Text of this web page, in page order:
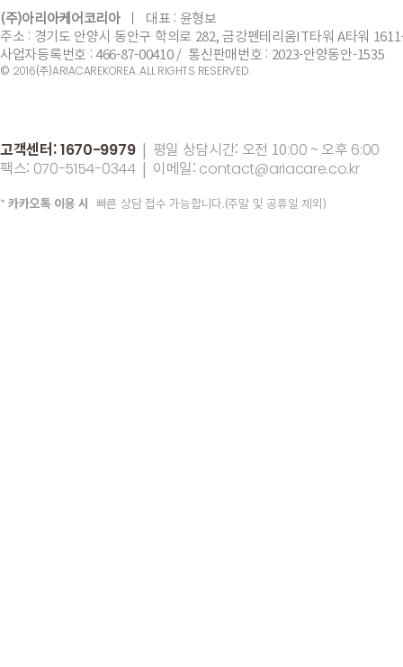
(주)아리아케어코리아 ㅣ ​대표 : 윤형보
주소 : 경기도 안양시 동안구 학의로 282, 금강펜테리움IT타워 A타워
사업자등록번호 : 466-87-00410 / 통신판매번호 : 2023-안양동안-1535
© 2016(주)ARIACAREKOREA. ALL RIGHTS RESERVED.
고객센터:1670-9979 | 평일 상담시간: 오전 10:00 ~ 오후 6:00
팩스: 070-5154-0344| 이메일: contact@ariacare.co.kr
*카카오톡 이용 시 빠른 상담 접수 가능합니다.(주말 및 공휴일 제외)